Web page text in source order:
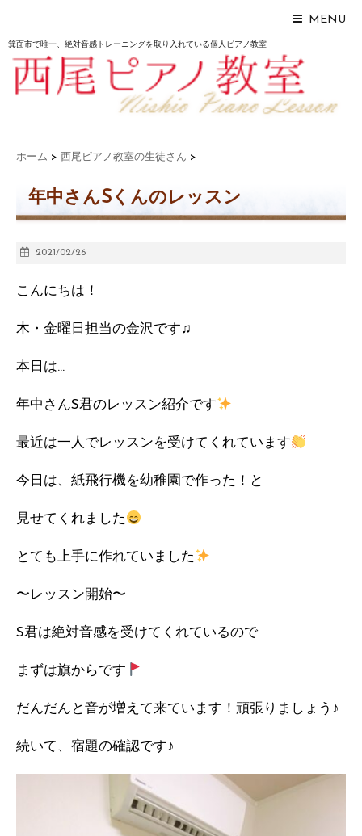
MENU
箕面市で唯一、絶対音感トレーニングを取り入れている個人ピアノ教室
ホーム > 西尾ピアノ教室の生徒さん >
年中さんSくんのレッスン
2021/02/26
こんにちは！
木・金曜日担当の金沢です♫
本日は…
年中さんS君のレッスン紹介です
最近は一人でレッスンを受けてくれています
今日は、紙飛行機を幼稚園で作った！と
見せてくれました
とても上手に作れていました
〜レッスン開始〜
S君は絶対音感を受けてくれているので
まずは旗からです
だんだんと音が増えて来ています！頑張りましょう♪
続いて、宿題の確認です♪